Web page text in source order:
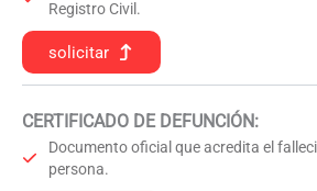
Registro Civil.
solicitar
CERTIFICADO DE DEFUNCIÓN:
Documento oficial que acredita el
persona.